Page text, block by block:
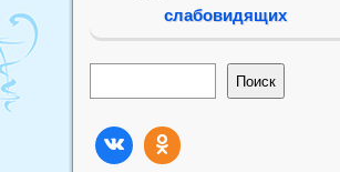
слабовидящих
Поиск